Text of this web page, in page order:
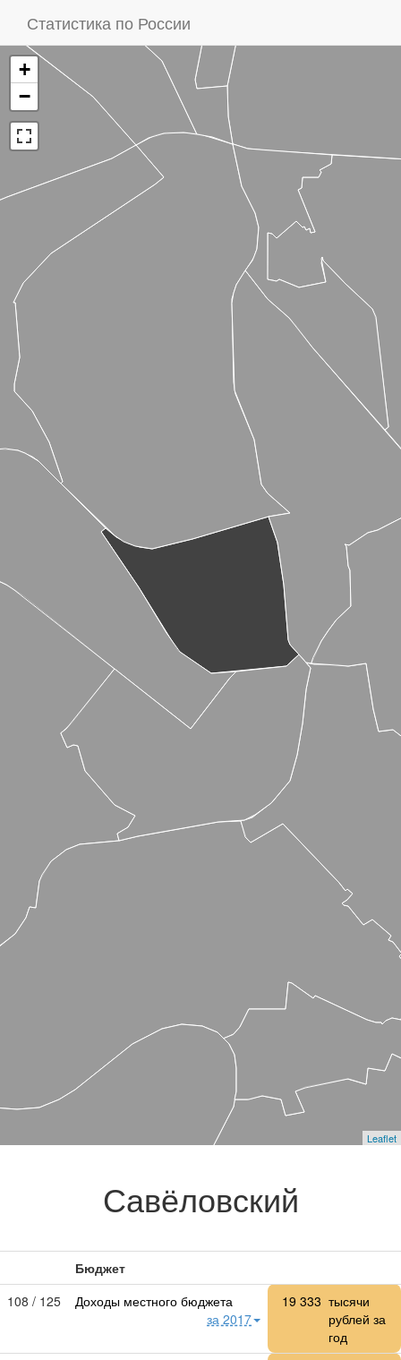
Статистика по России
+
−
Leaflet
Савёловский
Бюджет
108 / 125
Доходы местного бюджета
за 2017
19 333 тысячи
рублей за
год